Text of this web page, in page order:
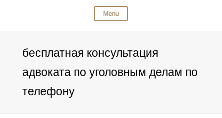
Menu
бесплатная консультация
адвоката по уголовным делам по
телефону